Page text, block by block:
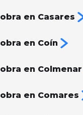
en Casares
en Coín
en Colmenar
en Comares